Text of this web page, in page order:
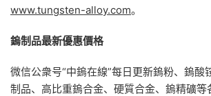
www.tungsten-alloy.com。
鎢制品最新優惠價格
微信公衆号“中鎢在線”每日更新鎢粉、鎢酸
制品、高比重鎢合金、硬質合金、鎢精礦等